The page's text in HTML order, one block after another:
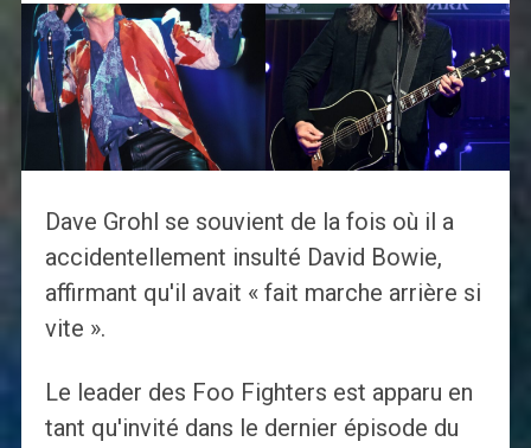
Dave Grohl se souvient de la fois où il a
accidentellement insulté David Bowie,
affirmant qu'il avait « fait marche arrière si
vite ».
Le leader des Foo Fighters est apparu en
tant qu'invité dans le dernier épisode du